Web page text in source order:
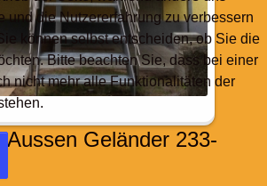
Aussen Geländer 233-
und die Nutzererfahrung zu verbessern
können selbst entscheiden, ob Sie die
Bitte beachten Sie, dass bei einer
nicht mehr alle Funktionalitäten der